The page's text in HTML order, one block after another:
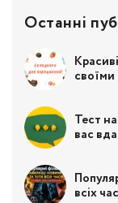
Останні
своїми
Тест
вас
всіх